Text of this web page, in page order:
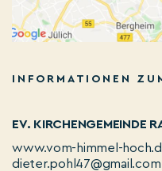
INFORMATIONEN
EV. KIRCHENGEMEINDE
www.vom-himmel-
dieter.pohl47@gmail.com